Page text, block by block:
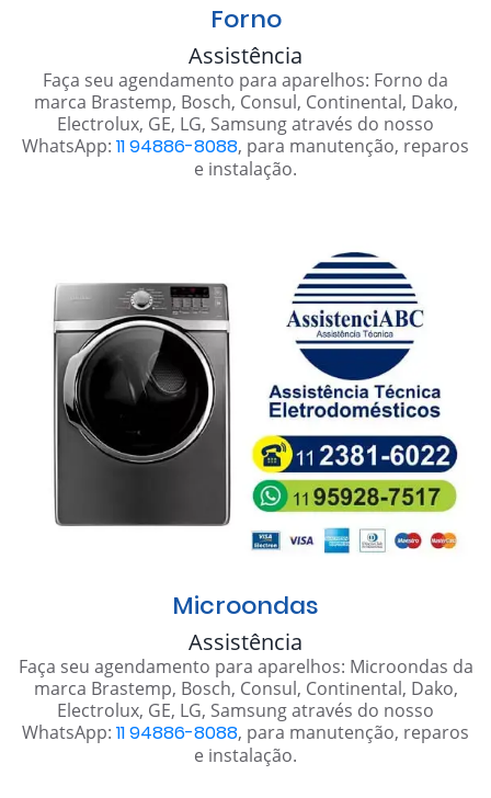
Forno
Assistência
Faça seu agendamento para aparelhos: Forno da
marca Brastemp, Bosch, Consul, Continental, Dako,
Electrolux, GE, LG, Samsung através do nosso
WhatsApp: 11 94886-8088, para manutenção, reparos
e instalação.
Microondas
Assistência
Faça seu agendamento para aparelhos: Microondas da
marca Brastemp, Bosch, Consul, Continental, Dako,
Electrolux, GE, LG, Samsung através do nosso
WhatsApp: 11 94886-8088, para manutenção, reparos
e instalação.